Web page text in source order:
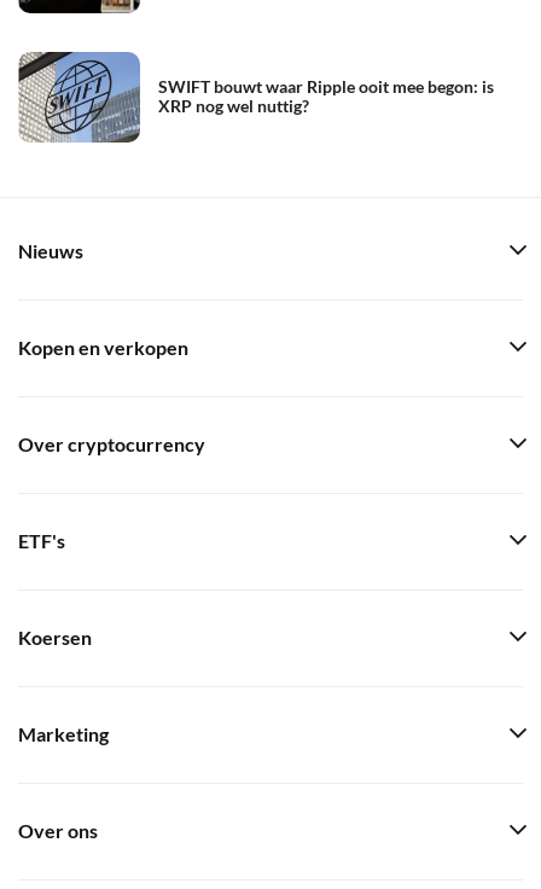
SWIFT bouwt waar Ripple ooit mee begon: is
XRP nog wel nuttig?
Nieuws
Kopen en verkopen
Over cryptocurrency
ETF's
Koersen
Marketing
Over ons